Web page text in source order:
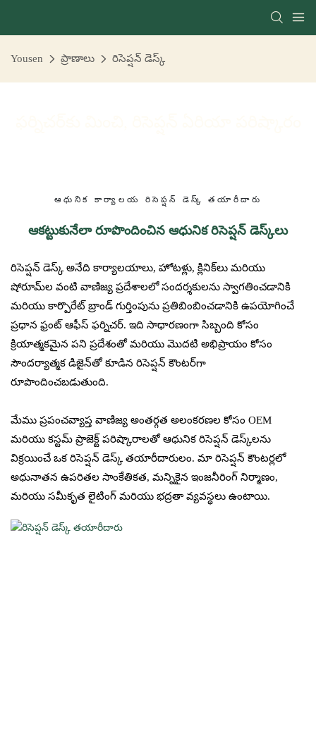
Yousen ప్రాణాలు రిసెప్షన్ డెస్క్
ఆధునిక కార్యాలయ రిసెప్షన్ డెస్క్ తయారీదారు
ఆకట్టుకునేలా రూపొందించిన ఆధునిక రిసెప్షన్ డెస్క్‌లు
రిసెప్షన్ డెస్క్ అనేది కార్యాలయాలు, హోటళ్లు, క్లినిక్‌లు మరియు
షోరూమ్‌ల వంటి వాణిజ్య ప్రదేశాలలో సందర్శకులను స్వాగతించడానికి
మరియు కార్పొరేట్ బ్రాండ్ గుర్తింపును ప్రతిబింబించడానికి ఉపయోగించే
ప్రధాన ఫ్రంట్ ఆఫీస్ ఫర్నిచర్. ఇది సాధారణంగా సిబ్బంది కోసం
క్రియాత్మకమైన పని ప్రదేశంతో మరియు మొదటి అభిప్రాయం కోసం
సౌందర్యాత్మక డిజైన్‌తో కూడిన రిసెప్షన్ కౌంటర్‌గా
రూపొందించబడుతుంది.
మేము ప్రపంచవ్యాప్త వాణిజ్య అంతర్గత అలంకరణల కోసం OEM
మరియు కస్టమ్ ప్రాజెక్ట్ పరిష్కారాలతో ఆధునిక రిసెప్షన్ డెస్క్‌లను
విక్రయించే ఒక రిసెప్షన్ డెస్క్ తయారీదారులం. మా రిసెప్షన్ కౌంటర్లలో
అధునాతన ఉపరితల సాంకేతికత, మన్నికైన ఇంజనీరింగ్ నిర్మాణం,
మరియు సమీకృత లైటింగ్ మరియు భద్రతా వ్యవస్థలు ఉంటాయి.